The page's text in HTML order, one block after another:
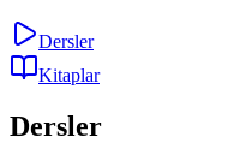
Dersler
Kitaplar
Dersler